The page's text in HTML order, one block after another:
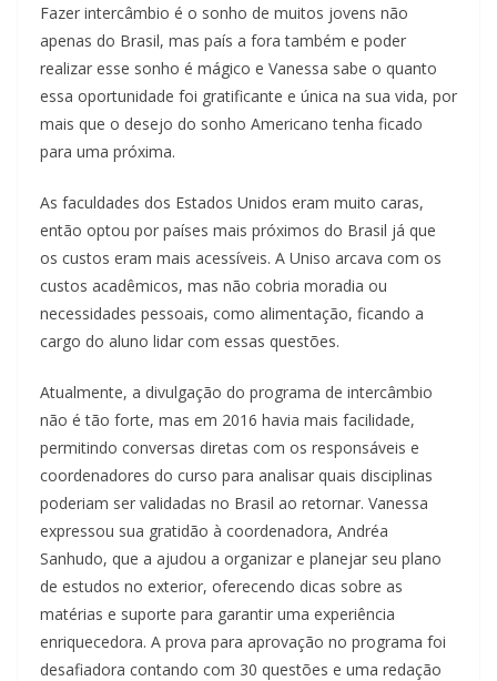
Fazer intercâmbio é o sonho de muitos jovens não
apenas do Brasil, mas país a fora também e poder
realizar esse sonho é mágico e Vanessa sabe o quanto
essa oportunidade foi gratificante e única na sua vida, por
mais que o desejo do sonho Americano tenha ficado
para uma próxima.
As faculdades dos Estados Unidos eram muito caras,
então optou por países mais próximos do Brasil já que
os custos eram mais acessíveis. A Uniso arcava com os
custos acadêmicos, mas não cobria moradia ou
necessidades pessoais, como alimentação, ficando a
cargo do aluno lidar com essas questões.
Atualmente, a divulgação do programa de intercâmbio
não é tão forte, mas em 2016 havia mais facilidade,
permitindo conversas diretas com os responsáveis e
coordenadores do curso para analisar quais disciplinas
poderiam ser validadas no Brasil ao retornar. Vanessa
expressou sua gratidão à coordenadora, Andréa
Sanhudo, que a ajudou a organizar e planejar seu plano
de estudos no exterior, oferecendo dicas sobre as
matérias e suporte para garantir uma experiência
enriquecedora. A prova para aprovação no programa foi
desafiadora contando com 30 questões e uma redação